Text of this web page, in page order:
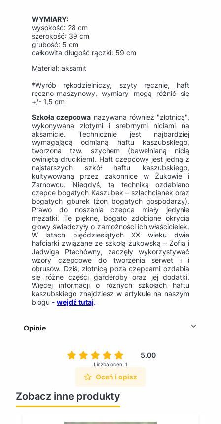
WYMIARY:
wysokość: 28 cm
szerokość: 39 cm
grubość: 5 cm
całkowita długość rączki: 59 cm
Materiał: aksamit
*Wyrób rękodzielniczy, szyty ręcznie, haft
ręczno-maszynowy, wymiary mogą różnić się
+/- 1,5 cm
Szkołaczepcowa nazywana również "złotnicą",
wykonywana złotymi i srebrnymi niciami na
aksamicie. Technicznie jest najbardziej
wymagającą odmianą haftu kaszubskiego,
tworzona tzw. szychem (bawełnianą nicią
owiniętą drucikiem). Haft czepcowy jest jedną z
najstarszych szkół haftu kaszubskiego,
kultywowaną przez zakonnice w Żukowie i
Żarnowcu. Niegdyś, tą techniką ozdabiano
czepce bogatych Kaszubek – szlachcianek oraz
bogatych gburek (żon bogatych gospodarzy).
Prawo do noszenia czepca miały jedynie
mężatki. Te piękne, bogato zdobione okrycia
głowy świadczyły o zamożności ich właścicielek.
W latach pięćdziesiątych XX wieku dwie
hafciarki związane ze szkołą żukowską – Zofia i
Jadwiga Ptachówny, zaczęły wykorzystywać
wzory czepcowe do tworzenia serwet i i
obrusów. Dziś, złotnicą poza czepcami ozdabia
się różne części garderoby oraz jej dodatki.
Więcej informacji o różnych szkołach haftu
kaszubskiego znajdziesz w artykule na naszym
blogu - wejdź tutaj.
Opinie
5.00
Liczba ocen: 1
Oceń i opisz
Zobacz inne produkty